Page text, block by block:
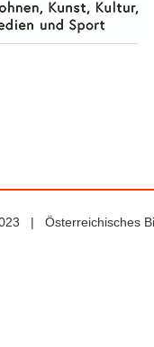
| Österreichisches